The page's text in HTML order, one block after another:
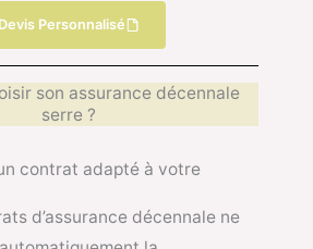
Devis Personnalisé
son assurance décennale
serre ?
contrat adapté à votre
d’assurance décennale ne